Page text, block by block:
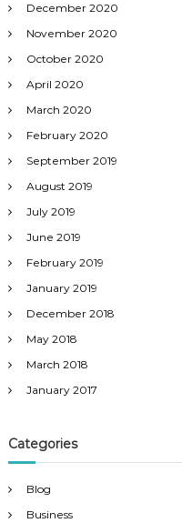
December 2020
November 2020
October 2020
April 2020
March 2020
February 2020
September 2019
August 2019
July 2019
June 2019
February 2019
January 2019
December 2018
May 2018
March 2018
January 2017
Categories
Blog
Business